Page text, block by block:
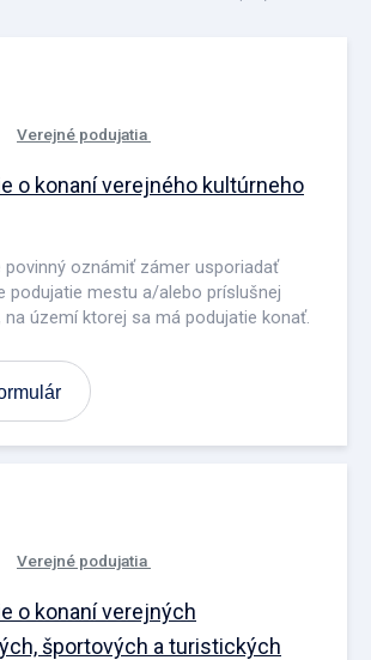
Verejné podujatia
o konaní verejného kultúrneho
povinný oznámiť zámer usporiadať
podujatie mestu a/alebo príslušnej
území ktorej sa má podujatie konať.
Verejné podujatia
o konaní verejných
športových a turistických